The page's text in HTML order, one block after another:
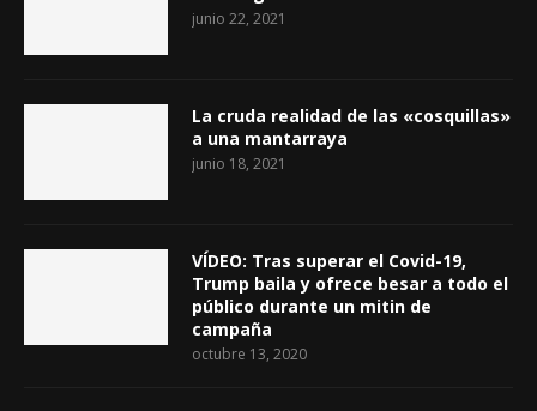
junio 22, 2021
La cruda realidad de las «cosquillas»
a una mantarraya
junio 18, 2021
VÍDEO: Tras superar el Covid-19,
Trump baila y ofrece besar a todo el
público durante un mitin de
campaña
octubre 13, 2020